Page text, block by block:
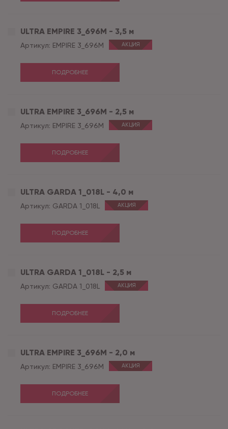
ULTRA EMPIRE 3_696M - 3,5 м
Артикул: EMPIRE 3_696M АКЦИЯ
ПОДРОБНЕЕ
ULTRA EMPIRE 3_696M - 2,5 м
Артикул: EMPIRE 3_696M АКЦИЯ
ПОДРОБНЕЕ
ULTRA GARDA 1_018L - 4,0 м
Артикул: GARDA 1_018L АКЦИЯ
ПОДРОБНЕЕ
ULTRA GARDA 1_018L - 2,5 м
Артикул: GARDA 1_018L АКЦИЯ
ПОДРОБНЕЕ
ULTRA EMPIRE 3_696M - 2,0 м
Артикул: EMPIRE 3_696M АКЦИЯ
ПОДРОБНЕЕ